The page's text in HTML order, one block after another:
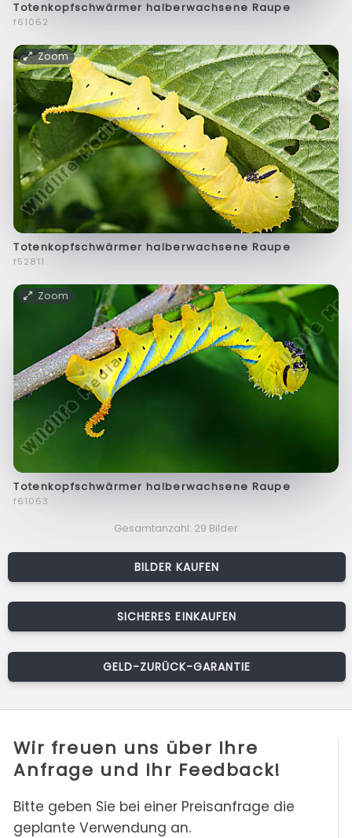
Totenkopfschwärmer halberwachsene Raupe
f61062
Zoom
Totenkopfschwärmer halberwachsene Raupe
f52811
Zoom
Totenkopfschwärmer halberwachsene Raupe
f61063
Gesamtanzahl: 29 Bilder
BILDER KAUFEN
SICHERES EINKAUFEN
GELD-ZURÜCK-GARANTIE
Wir freuen uns über Ihre
Anfrage und Ihr Feedback!
Bitte geben Sie bei einer Preisanfrage die
geplante Verwendung an.